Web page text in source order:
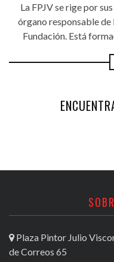
La FPJV se rige por
órgano responsable
Fundación. Está
Plaza Pintor Julio
de Correos 65